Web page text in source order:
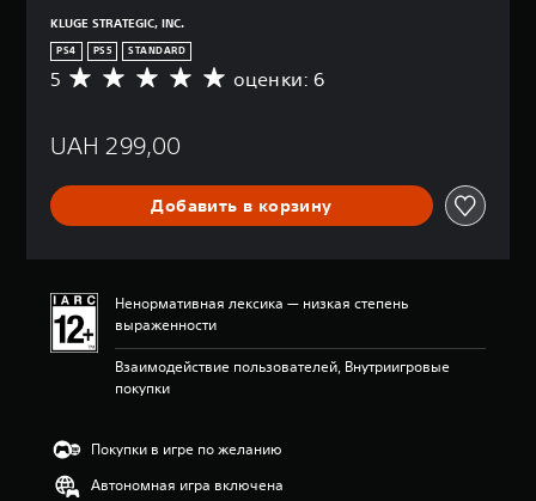
KLUGE STRATEGIC, INC.
PS4 PS5 STANDARD
С
д
я
я
н
к
:
п
т
5 оценки: 6
UAH 299,00
Добавить в корзину
Ненормативная лексика — низкая степень
выраженности
Взаимодействие пользователей, Внутриигровые
покупки
Покупки в игре по желанию
Автономная игра включена